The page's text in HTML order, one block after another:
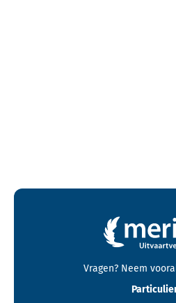
Contactgegevens en footer menu van
Vragen? Neem